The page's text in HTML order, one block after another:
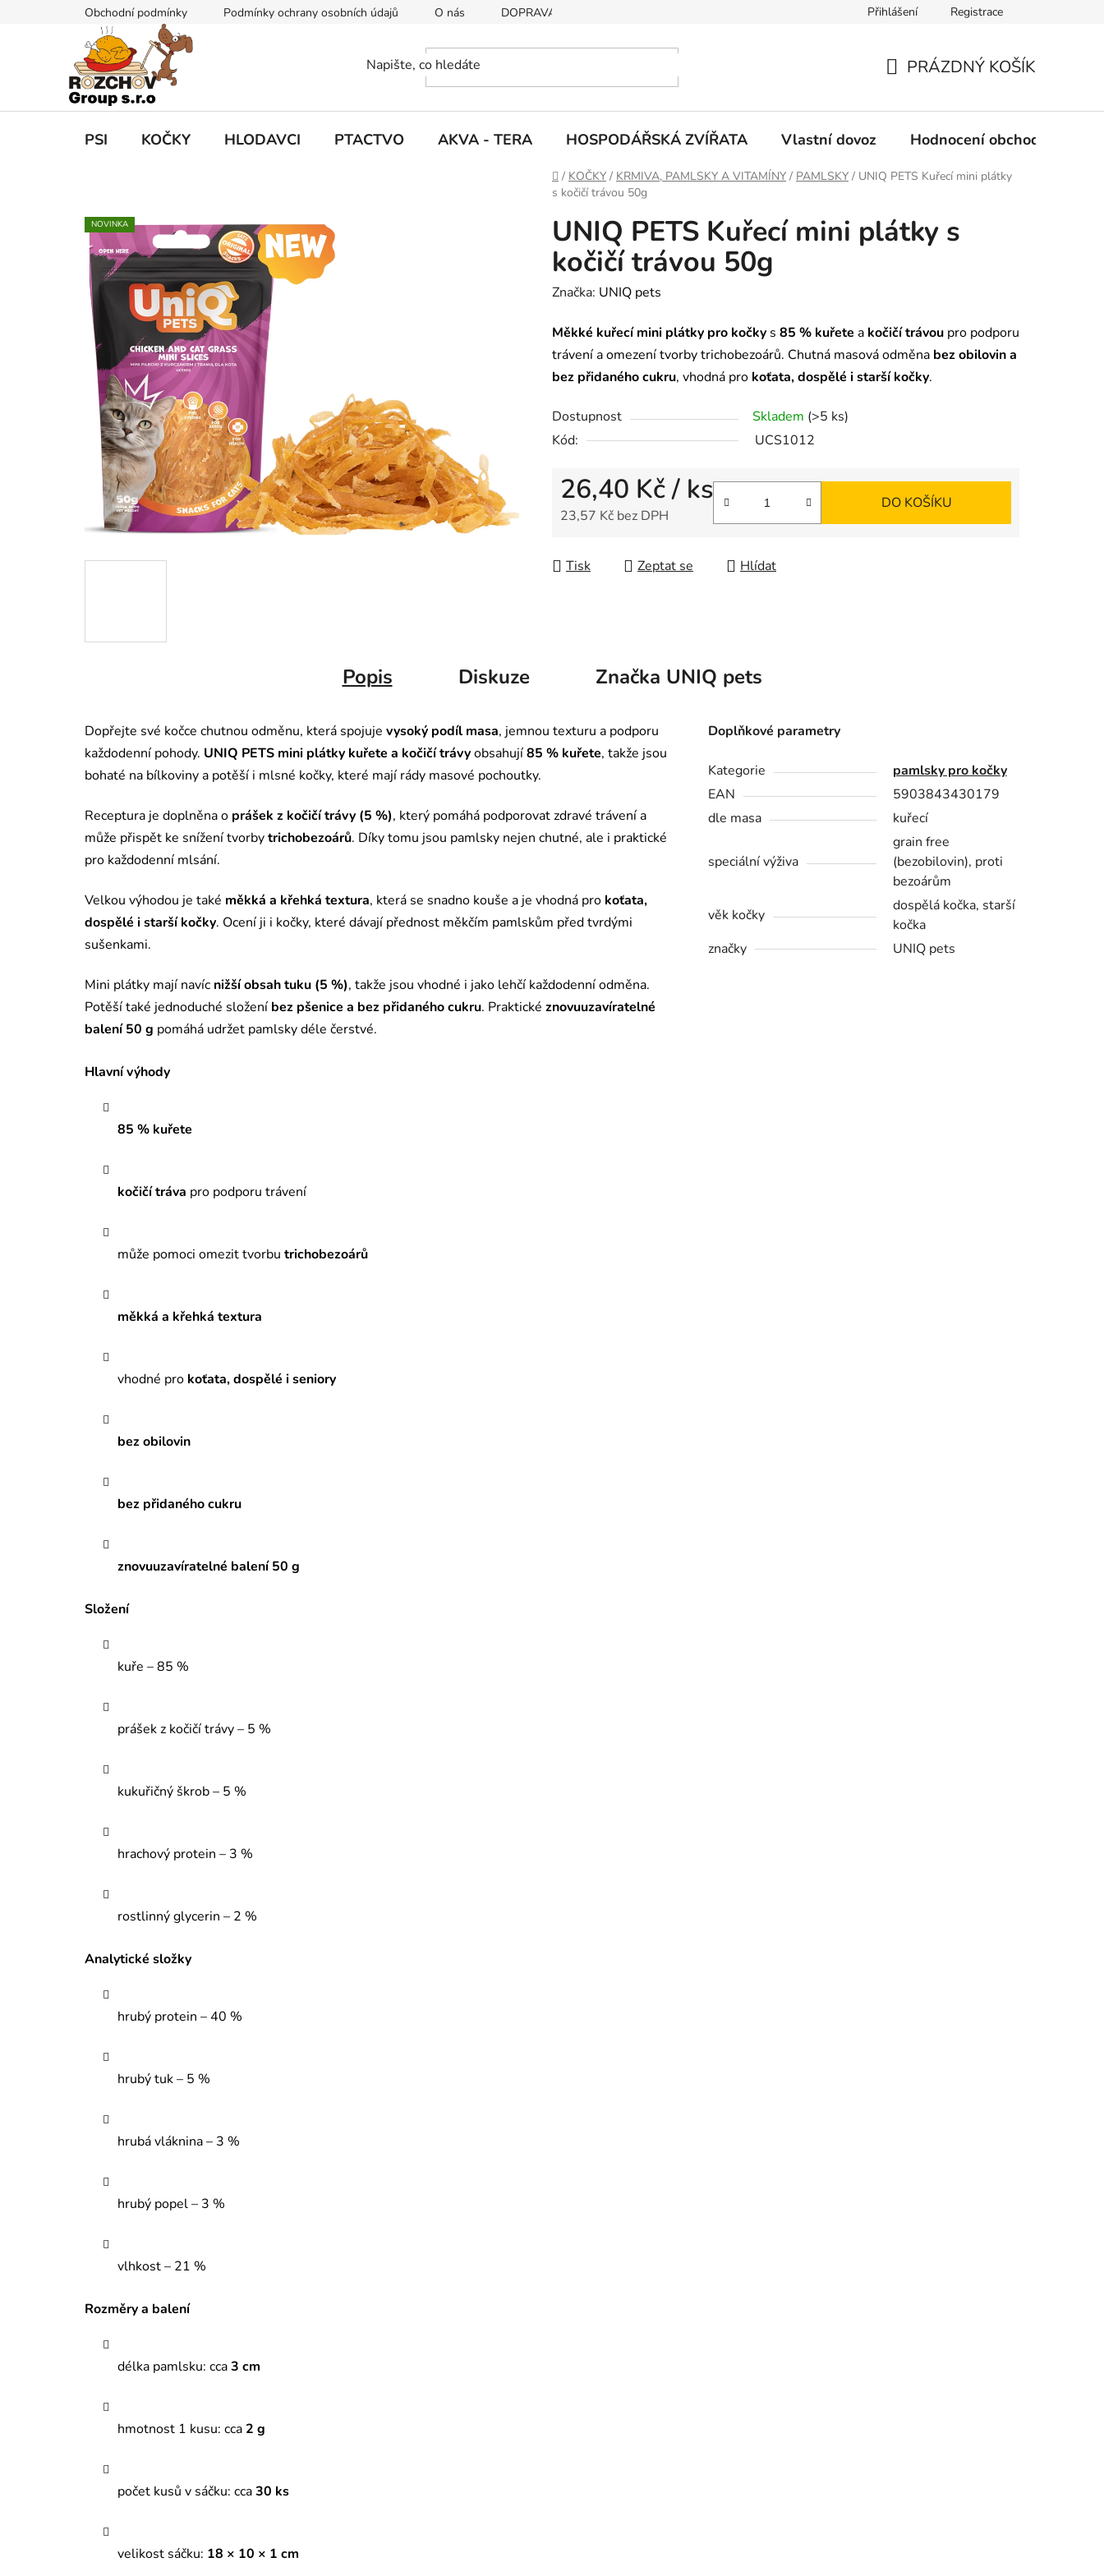
n
Obchodní podmínky Podmínky ochrany osobních údajů O nás DOPRAVA A PLATBY Přihlášení Registrace
K
Í
K
Í
PRÁZDNÝ KOŠÍK
PSI KOČKY HLODAVCI PTACTVO AKVA - TERA HOSPODÁŘSKÁ ZVÍŘATA Vlastní dovoz Hodnocení obchodu
D
o
/ KOČKY / KRMIVA, PAMLSKY A VITAMÍNY / PAMLSKY / UNIQ PETS Kuřecí mini plátky
s kočičí trávou 50g
UNIQ PETS Kuřecí mini plátky s
kočičí trávou 50g
Značka: UNIQ pets
Měkké kuřecí mini plátky pro kočky s 85 % kuřete a kočičí trávou pro podporu
trávení a omezení tvorby trichobezoárů. Chutná masová odměna bez obilovin a
bez přidaného cukru, vhodná pro koťata, dospělé i starší kočky.
Dostupnost Skladem (>5 ks)
Kód:
UCS1012
26,40 Kč/ ks
23,57 Kč bez DPH
DO KOŠÍKU
Tisk Zeptat se Hlídat
NOVINKA
Popis Diskuze Značka UNIQ pets
Dopřejte své kočce chutnou odměnu, která spojuje vysoký podíl masa, jemnou texturu a podporu
každodenní pohody. UNIQ PETS mini plátky kuřete a kočičí trávyobsahují85 % kuřete, takže jsou
bohaté na bílkoviny a potěší i mlsné kočky, které mají rády masové pochoutky.
Receptura je doplněna o prášek z kočičí trávy (5 %), který pomáhá podporovat zdravé trávení a
může přispět ke snížení tvorbytrichobezoárů. Díky tomu jsou pamlsky nejen chutné, ale i praktické
pro každodenní mlsání.
Velkou výhodou je také měkká a křehká textura, která se snadno kouše a je vhodná pro koťata,
dospělé i starší kočky. Ocení ji i kočky, které dávají přednost měkčím pamlskům před tvrdými
sušenkami.
Mini plátky mají navíc nižší obsah tuku (5 %), takže jsou vhodné i jako lehčí každodenní odměna.
Potěší také jednoduché složení bez pšenice a bez přidaného cukru. Praktické znovuuzavíratelné
balení 50 g pomáhá udržet pamlsky déle čerstvé.
Hlavní výhody
85 % kuřete
kočičí tráva pro podporu trávení
může pomoci omezit tvorbu trichobezoárů
měkká a křehká textura
vhodné pro koťata, dospělé i seniory
bez obilovin
bez přidaného cukru
znovuuzavíratelné balení 50 g
Složení
kuře – 85 %
prášek z kočičí trávy – 5 %
kukuřičný škrob – 5 %
hrachový protein – 3 %
rostlinný glycerin – 2 %
Analytické složky
hrubý protein – 40 %
hrubý tuk – 5 %
hrubá vláknina – 3 %
hrubý popel – 3 %
vlhkost – 21 %
Rozměry a balení
délka pamlsku: cca3 cm
hmotnost 1 kusu: cca 2 g
počet kusů v sáčku: cca30 ks
velikost sáčku: 18 × 10 × 1 cm
Doplňkové parametry
Kategorie
pamlsky pro kočky
EAN
5903843430179
dle masa
kuřecí
speciální výživa
grain free
(bezobilovin), proti
bezoárům
věk kočky
dospělá kočka, starší
kočka
značky
UNIQ pets